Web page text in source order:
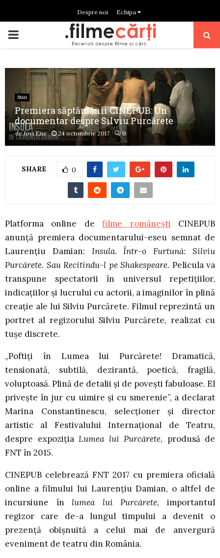
Despre noi Echipa
PRIMARY
Stiri
Premiera săptămânii CINEPUB: Un
documentar despre Silviu Purcărete
deJovi Ene 24 octombrie 2017 0
SHARE 0
Platforma online defilme românești CINEPUB
anunță premiera documentarului-eseu semnat de
Laurențiu Damian: Insula. Într-o Furtună: Silviu
Purcărete. Sau Recitindu-l pe Shakespeare. Pelicula va
transpune spectatorii în universul repetițiilor,
indicațiilor și lucrului cu actorii, a imaginilor în plină
creație ale lui Silviu Purcărete. Filmul reprezintă un
portret al regizorului Silviu Purcărete, realizat cu
tuşe discrete.
„Poftiţi în Lumea lui Purcărete! Dramatică,
tensionată, subtilă, dezirantă, poetică, fragilă,
voluptoasă. Plină de detalii şi de povești fabuloase. El
priveşte în jur cu uimire şi cu smerenie”, a declarat
Marina Constantinescu, selecționer și director
artistic al Festivalului Internațional de Teatru,
despre expoziția Lumea lui Purcărete, produsă de
FNT în 2015.
CINEPUB celebrează FNT 2017 cu premiera oficială
online a filmului lui Laurențiu Damian, o altfel de
incursiune în lumea lui Purcărete, importantul
regizor care de-a lungul timpului a devenit o
prezență obișnuită a celui mai de anvergură
eveniment de teatru din România.